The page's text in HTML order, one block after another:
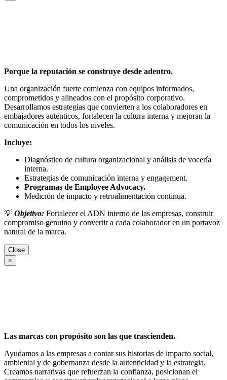
Porque la reputación se construye desde adentro.
Una organización fuerte comienza con equipos informados,
comprometidos y alineados con el propósito corporativo.
Desarrollamos estrategias que convierten a los colaboradores en
embajadores auténticos, fortalecen la cultura interna y mejoran la
comunicación en todos los niveles.
Incluye:
Diagnóstico de cultura organizacional y análisis de vocería
interna.
Estrategias de comunicación interna y engagement.
Programas de Employee Advocacy.
Medición de impacto y retroalimentación continua.
💡 Objetivo: Fortalecer el ADN interno de las empresas, construir
compromiso genuino y convertir a cada colaborador en un portavoz
natural de la marca.
Close
×
Las marcas con propósito son las que trascienden.
Ayudamos a las empresas a contar sus historias de impacto social,
ambiental y de gobernanza desde la autenticidad y la estrategia.
Creamos narrativas que refuerzan la confianza, posicionan el